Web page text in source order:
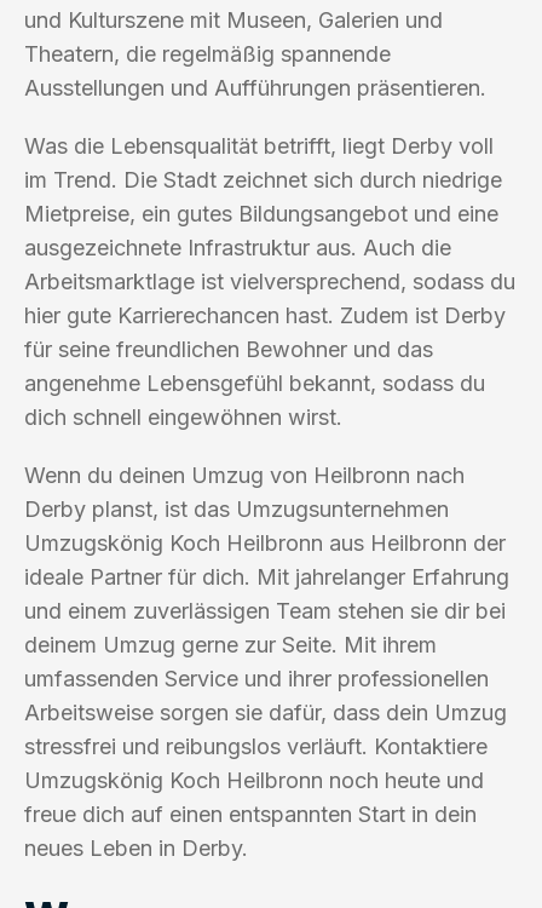
und Kulturszene mit Museen, Galerien und
Theatern, die regelmäßig spannende
Ausstellungen und Aufführungen präsentieren.
Was die Lebensqualität betrifft, liegt Derby voll
im Trend. Die Stadt zeichnet sich durch niedrige
Mietpreise, ein gutes Bildungsangebot und eine
ausgezeichnete Infrastruktur aus. Auch die
Arbeitsmarktlage ist vielversprechend, sodass du
hier gute Karrierechancen hast. Zudem ist Derby
für seine freundlichen Bewohner und das
angenehme Lebensgefühl bekannt, sodass du
dich schnell eingewöhnen wirst.
Wenn du deinen Umzug von Heilbronn nach
Derby planst, ist das Umzugsunternehmen
Umzugskönig Koch Heilbronn aus Heilbronn der
ideale Partner für dich. Mit jahrelanger Erfahrung
und einem zuverlässigen Team stehen sie dir bei
deinem Umzug gerne zur Seite. Mit ihrem
umfassenden Service und ihrer professionellen
Arbeitsweise sorgen sie dafür, dass dein Umzug
stressfrei und reibungslos verläuft. Kontaktiere
Umzugskönig Koch Heilbronn noch heute und
freue dich auf einen entspannten Start in dein
neues Leben in Derby.